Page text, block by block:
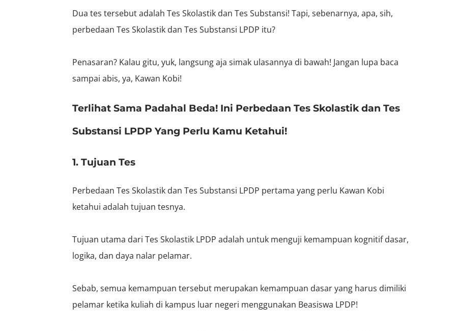
Dua tes tersebut adalah Tes Skolastik dan Tes Substansi! Tapi, sebenarnya, apa, sih,
perbedaan Tes Skolastik dan Tes Substansi LPDP itu?
Penasaran? Kalau gitu, yuk, langsung aja simak ulasannya di bawah! Jangan lupa baca
sampai abis, ya, Kawan Kobi!
Terlihat Sama Padahal Beda! Ini Perbedaan Tes Skolastik dan Tes
Substansi LPDP Yang Perlu Kamu Ketahui!
1. Tujuan Tes
Perbedaan Tes Skolastik dan Tes Substansi LPDP pertama yang perlu Kawan Kobi
ketahui adalah tujuan tesnya.
Tujuan utama dari Tes Skolastik LPDP adalah untuk menguji kemampuan kognitif dasar,
logika, dan daya nalar pelamar.
Sebab, semua kemampuan tersebut merupakan kemampuan dasar yang harus dimiliki
pelamar ketika kuliah di kampus luar negeri menggunakan Beasiswa LPDP!